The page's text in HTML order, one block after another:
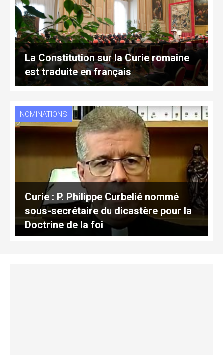
La Constitution sur la Curie romaine
est traduite en français
NOMINATIONS
Curie : P. Philippe Curbelié nommé
sous-secrétaire du dicastère pour la
Doctrine de la foi